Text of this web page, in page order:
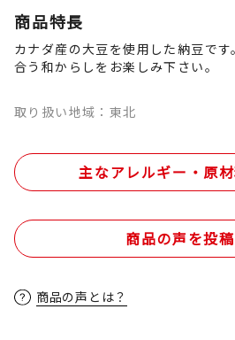
商品特長
カナダ産の大豆を使用した納豆です
合う和からしをお楽しみ下さい。
取り扱い地域：東北
主なアレルギー・原
商品の声を投
商品の声とは？